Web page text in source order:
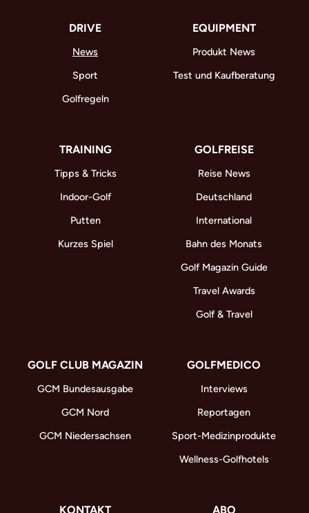
DRIVE
News
Sport
Golfregeln
EQUIPMENT
Produkt News
Test und Kaufberatung
TRAINING
Tipps & Tricks
Indoor-Golf
Putten
Kurzes Spiel
GOLFREISE
Reise News
Deutschland
International
Bahn des Monats
Golf Magazin Guide
Travel Awards
Golf & Travel
GOLF CLUB MAGAZIN
GCM Bundesausgabe
GCM Nord
GCM Niedersachsen
GOLFMEDICO
Interviews
Reportagen
Sport-Medizinprodukte
Wellness-Golfhotels
KONTAKT ABO